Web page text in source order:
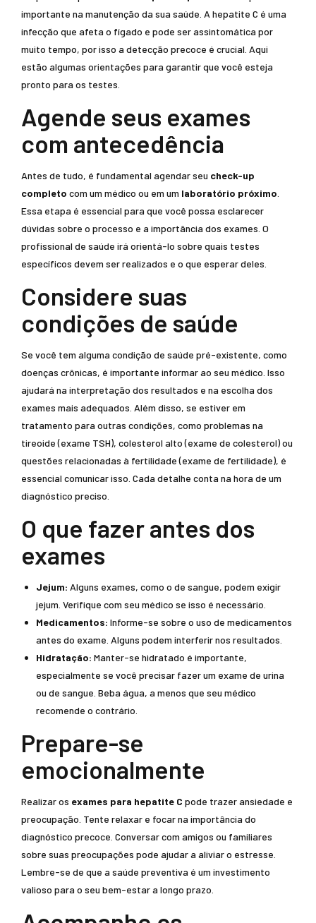
importante na manutenção da sua saúde. A hepatite C é uma
infecção que afeta o fígado e pode ser assintomática por
muito tempo, por isso a detecção precoce é crucial. Aqui
estão algumas orientações para garantir que você esteja
pronto para os testes.
Agende seus exames
com antecedência
Antes de tudo, é fundamental agendar seu check-up
completo com um médico ou em um laboratório próximo
Essa etapa é essencial para que você possa esclarecer
dúvidas sobre o processo e a importância dos exames. O
profissional de saúde irá orientá-lo sobre quais testes
específicos devem ser realizados e o que esperar deles.
Considere suas
condições de saúde
Se você tem alguma condição de saúde pré-existente, como
doenças crônicas, é importante informar ao seu médico. Isso
ajudará na interpretação dos resultados e na escolha dos
exames mais adequados. Além disso, se estiver em
tratamento para outras condições, como problemas na
tireoide (exame TSH), colesterol alto (exame de colesterol) ou
questões relacionadas à fertilidade (exame de fertilidade), é
essencial comunicar isso. Cada detalhe conta na hora de um
diagnóstico preciso.
O que fazer antes dos
exames
Jejum: Alguns exames, como o de sangue, podem exigir
jejum. Verifique com seu médico se isso é necessário.
Medicamentos: Informe-se sobre o uso de medicamentos
antes do exame. Alguns podem interferir nos resultados.
Hidratação: Manter-se hidratado é importante,
especialmente se você precisar fazer um exame de urina
ou de sangue. Beba água, a menos que seu médico
recomende o contrário.
Prepare-se
emocionalmente
Realizar os exames para hepatite C pode trazer ansiedade e
preocupação. Tente relaxar e focar na importância do
diagnóstico precoce. Conversar com amigos ou familiares
sobre suas preocupações pode ajudar a aliviar o estresse.
Lembre-se de que a saúde preventiva é um investimento
valioso para o seu bem-estar a longo prazo.